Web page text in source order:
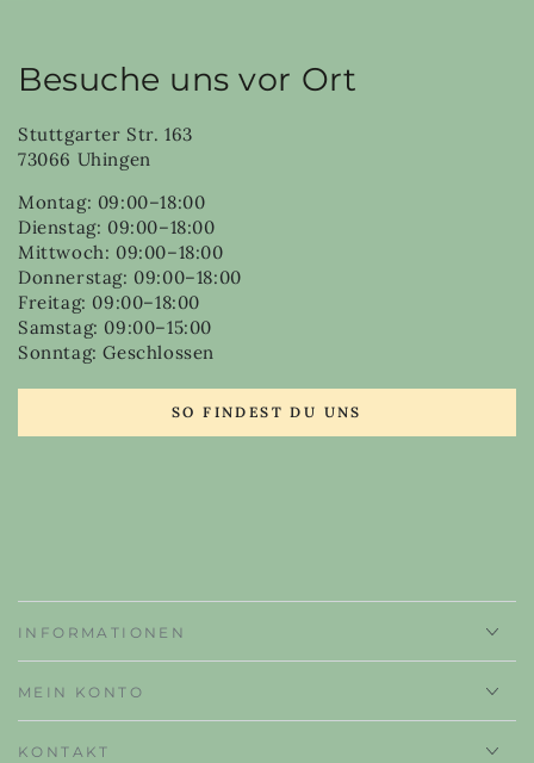
Besuche uns vor Ort
Stuttgarter Str. 163
73066 Uhingen
Montag: 09:00–18:00
Dienstag: 09:00–18:00
Mittwoch: 09:00–18:00
Donnerstag: 09:00–18:00
Freitag: 09:00–18:00
Samstag: 09:00–15:00
Sonntag: Geschlossen
SO FINDEST DU UNS
INFORMATIONEN
MEIN KONTO
KONTAKT